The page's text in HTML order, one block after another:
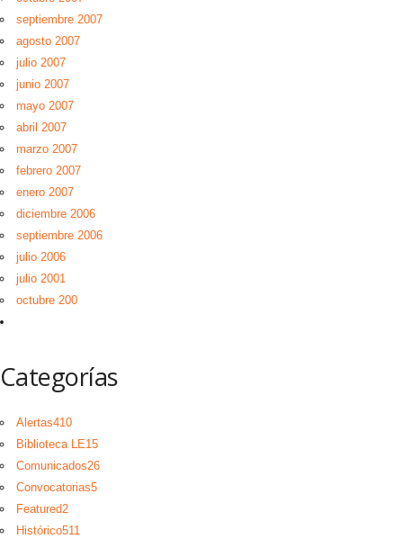
septiembre 2007
agosto 2007
julio 2007
junio 2007
mayo 2007
abril 2007
marzo 2007
febrero 2007
enero 2007
diciembre 2006
septiembre 2006
julio 2006
julio 2001
octubre 200
Categorías
Alertas410
Biblioteca LE15
Comunicados26
Convocatorias5
Featured2
Histórico511